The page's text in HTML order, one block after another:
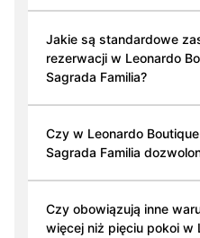
Jakie są standardowe
rezerwacji w Leonardo
Sagrada Familia?
Czy w Leonardo
Sagrada Familia
Czy obowiązują inne
więcej niż pięciu pokoi w